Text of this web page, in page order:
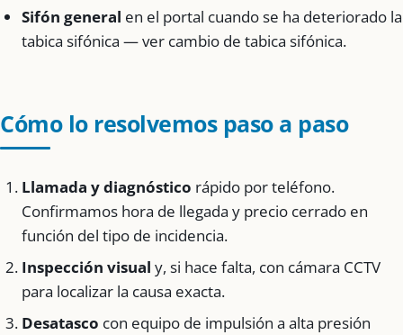
Sifón general en el portal cuando se ha deteriorado la
tabica sifónica — ver cambio de tabica sifónica.
Cómo lo resolvemos paso a paso
Llamada y diagnóstico rápido por teléfono.
Confirmamos hora de llegada y precio cerrado en
función del tipo de incidencia.
Inspección visual y, si hace falta, con cámara CCTV
para localizar la causa exacta.
Desatasco con equipo de impulsión a alta presión